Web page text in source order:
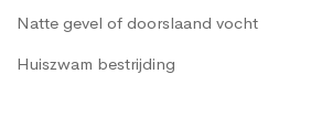
Natte gevel of doorslaand vocht
Huiszwam bestrijding